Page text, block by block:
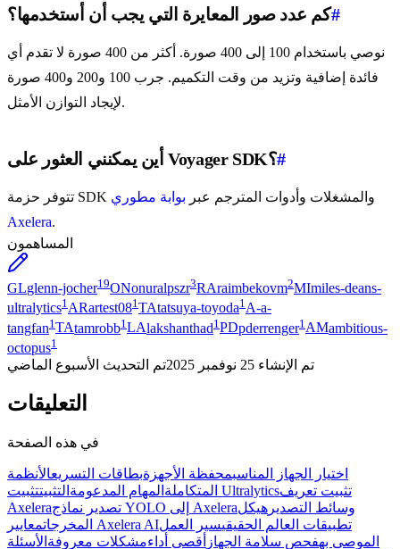
كم عدد صور المعايرة التي يجب أن أستخدمها؟#
نوصي باستخدام 100 إلى 400 صورة. أكثر من 400 صورة لا تقدم أي
فائدة إضافية وتزيد من وقت التكميم. جرب 100 و200 و400 صورة
لإيجاد التوازن الأمثل.
أين يمكنني العثور على Voyager SDK؟#
تتوفر حزمة SDK والمشغلات وأدوات المترجم عبر بوابة مطوري
Axelera.
المساهمون
GLglenn-jocher19ONonuralpszr3RAraimbekovm2MImiles-deans-
ultralytics1ARartest081TAtatsuya-toyoda1A-a-
tangfan1 TAtamrobb1 LAlakshanthad1 PDpderrenger1 AMambitious-
octopus1
تم الإنشاء 25 نوفمبر 2025 تم التحديث الأسبوع الماضي
التعليقات
في هذه الصفحة
اختيار الجهاز المناسبمحفظة الأجهزةبطاقات التسريعالأنظمة
المتكاملة المهام المدعومة التثبيت تثبيت Ultralyticsتثبيت تعريف
Axelera
تصدير نماذج YOLO إلى Axelera وسائط التصدير هيكل
المخرجات معايير Axelera AI تطبيقات العالم الحقيقيسير العمل
الموصى بهفحص سلامة الجهاز أقصى أداءمشكلات معروفة الأسئلة